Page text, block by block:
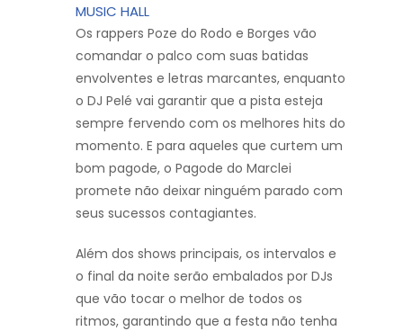
MUSIC HALL
Os rappers Poze do Rodo e Borges vão
comandar o palco com suas batidas
envolventes e letras marcantes, enquanto
o DJ Pelé vai garantir que a pista esteja
sempre fervendo com os melhores hits do
momento. E para aqueles que curtem um
bom pagode, o Pagode do Marclei
promete não deixar ninguém parado com
seus sucessos contagiantes.
Além dos shows principais, os intervalos e
o final da noite serão embalados por DJs
que vão tocar o melhor de todos os
ritmos, garantindo que a festa não tenha